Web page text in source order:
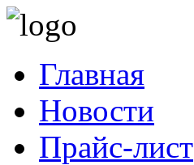
Главная
Новости
Прайс-лист